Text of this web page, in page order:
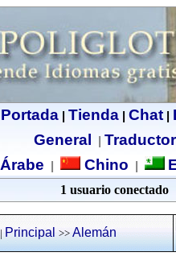
Portada| Tienda| Chat|
General
Traductor
Árabe
Chino
1 usuario conectado
| Principal >> Alemán